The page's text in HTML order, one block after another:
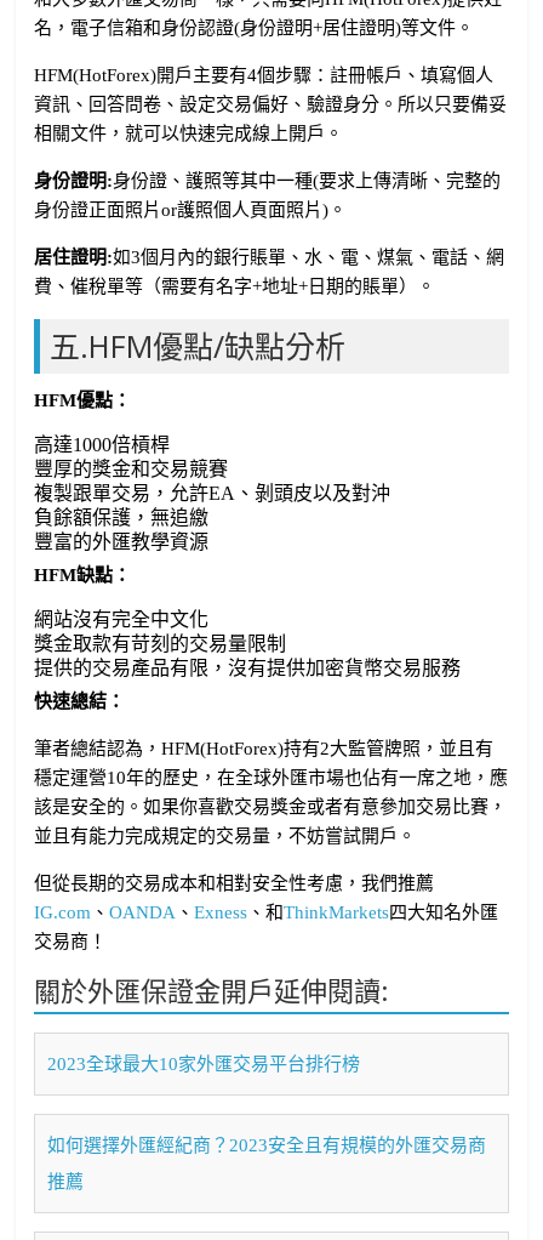
名，電子信箱和身份認證(身份證明+居住證明)等文件。
HFM(HotForex)開戶主要有4個步驟：註冊帳戶、填寫個人
資訊、回答問卷、設定交易偏好、驗證身分。所以只要備妥
相關文件，就可以快速完成線上開戶。
身份證明:身份證、護照等其中一種(要求上傳清晰、完整的
身份證正面照片or護照個人頁面照片)。
居住證明:如3個月內的銀行賬單、水、電、煤氣、電話、網
費、催稅單等（需要有名字+地址+日期的賬單）。
五.HFM優點/缺點分析
HFM優點：
高達1000倍槓桿
豐厚的獎金和交易競賽
複製跟單交易，允許EA、剝頭皮以及對沖
負餘額保護，無追繳
豐富的外匯教學資源
HFM缺點：
網站沒有完全中文化
獎金取款有苛刻的交易量限制
提供的交易產品有限，沒有提供加密貨幣交易服務
快速總結：
筆者總結認為，HFM(HotForex)持有2大監管牌照，並且有
穩定運營10年的歷史，在全球外匯市場也佔有一席之地，應
該是安全的。如果你喜歡交易獎金或者有意參加交易比賽，
並且有能力完成規定的交易量，不妨嘗試開戶。
但從長期的交易成本和相對安全性考慮，我們推薦
IG.com 、OANDA 、Exness 、和ThinkMarkets四大知名外匯
交易商！
關於外匯保證金開戶延伸閱讀:
2023全球最大10家外匯交易平台排行榜
如何選擇外匯經紀商？2023安全且有規模的外匯交易商
推薦